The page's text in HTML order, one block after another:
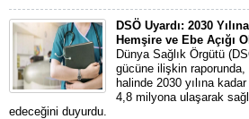
DSÖ Uyardı: 2030
Hemşire ve Ebe Açığı
Dünya Sağlık Örgütü
gücüne ilişkin
halinde 2030 yılına
4,8 milyona ulaşarak
edeceğini duyurdu.